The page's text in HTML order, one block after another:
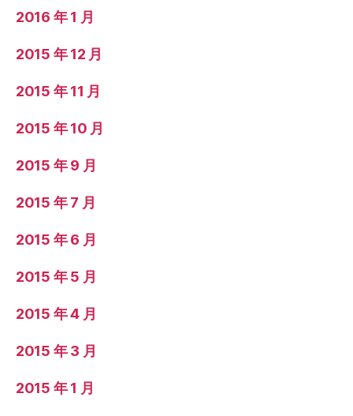
2016 年 1 月
2015 年 12 月
2015 年 11 月
2015 年 10 月
2015 年 9 月
2015 年 7 月
2015 年 6 月
2015 年 5 月
2015 年 4 月
2015 年 3 月
2015 年 1 月